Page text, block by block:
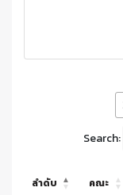
Search:
ลำดับ คณะ